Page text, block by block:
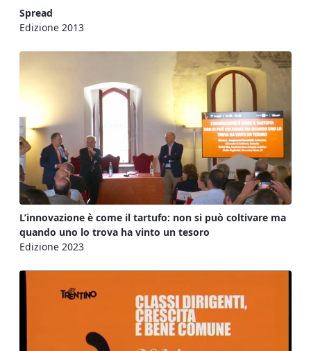
Spread
Edizione 2013
L’innovazione è come il tartufo: non si può coltivare ma
quando uno lo trova ha vinto un tesoro
Edizione 2023